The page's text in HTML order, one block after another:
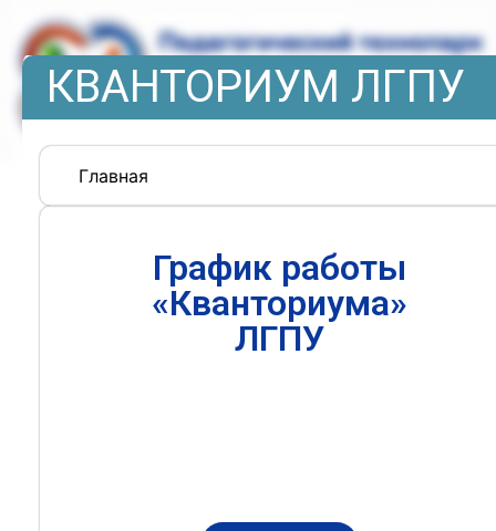
КВАНТОРИУМ ЛГПУ
Главная
График работы
«Кванториума»
ЛГПУ